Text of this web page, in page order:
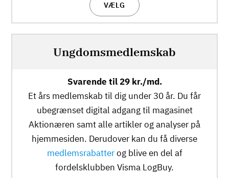
VÆLG
Ungdomsmedlemskab
Svarende til 29 kr./md.
Et års medlemskab til dig under 30 år. Du får
ubegrænset digital adgang til magasinet
Aktionæren samt alle artikler og analyser på
hjemmesiden. Derudover kan du få diverse
medlemsrabatterog blive en del af
fordelsklubben Visma LogBuy.